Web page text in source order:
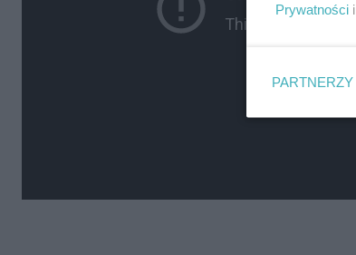
Prywatności i
PARTNERZY